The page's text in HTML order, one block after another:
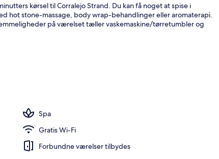
kørsel til Corralejo Strand. Du kan få noget at spise i
hot stone-massage, body wrap-behandlinger eller aromaterapi.
på værelset tæller vaskemaskine/tørretumbler og
Spa
Gratis Wi-Fi
Forbundne værelser tilbydes